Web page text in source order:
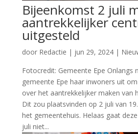
Bijeenkomst 2 juli
aantrekkelijker
uitgesteld
door Redactie | jun 29, 2024|
Fotocredit: Gemeente Epe Onlangs
gemeente Epe haar inwoners uit
over het aantrekkelijker maken van
Dit zou plaatsvinden op 2 juli van
het gemeentehuis. Helaas gaat
juli niet...